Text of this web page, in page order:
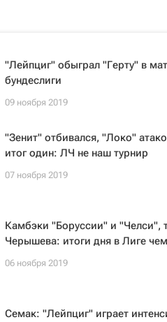
"Лейпциг" обыграл "Герту" в
бундеслиги
09 ноября 2019
"Зенит" отбивался, "Локо"
итог один: ЛЧ не наш турнир
07 ноября 2019
Камбэки "Боруссии" и "Челси",
Черышева: итоги дня в Лиге
06 ноября 2019
Семак: "Лейпциг" играет